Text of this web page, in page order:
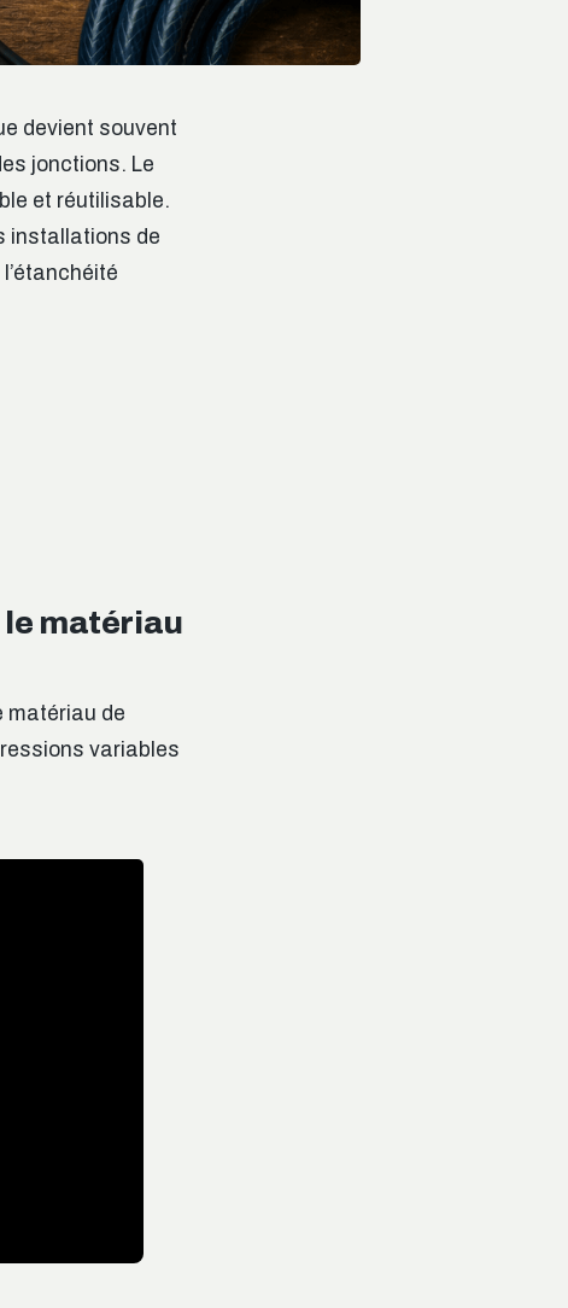
devient souvent
jonctions. Le
et réutilisable.
installations de
matériau
matériau de
variables